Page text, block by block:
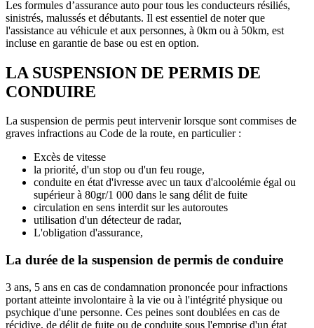
Les formules d’assurance auto pour tous les conducteurs résiliés,
sinistrés, malussés et débutants. Il est essentiel de noter que
l'assistance au véhicule et aux personnes, à 0km ou à 50km, est
incluse en garantie de base ou est en option.
LA SUSPENSION DE PERMIS DE
CONDUIRE
La suspension de permis peut intervenir lorsque sont commises de
graves infractions au Code de la route, en particulier :
Excès de vitesse
la priorité, d'un stop ou d'un feu rouge,
conduite en état d'ivresse avec un taux d'alcoolémie égal ou
supérieur à 80gr/1 000 dans le sang délit de fuite
circulation en sens interdit sur les autoroutes
utilisation d'un détecteur de radar,
L'obligation d'assurance,
La durée de la suspension de permis de conduire
3 ans, 5 ans en cas de condamnation prononcée pour infractions
portant atteinte involontaire à la vie ou à l'intégrité physique ou
psychique d'une personne. Ces peines sont doublées en cas de
récidive, de délit de fuite ou de conduite sous l'emprise d'un état